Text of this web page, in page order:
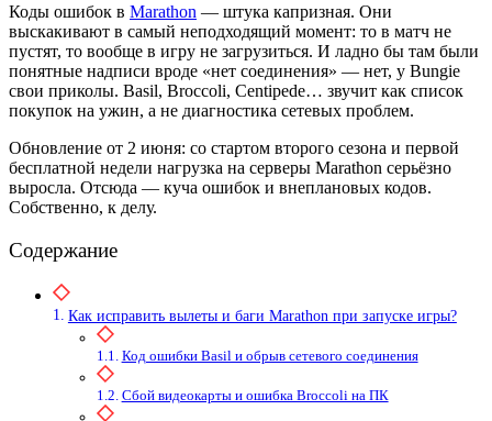
Коды ошибок в Marathon — штука капризная. Они
выскакивают в самый неподходящий момент: то в матч не
пустят, то вообще в игру не загрузиться. И ладно бы там были
понятные надписи вроде «нет соединения» — нет, у Bungie
свои приколы. Basil, Broccoli, Centipede… звучит как список
покупок на ужин, а не диагностика сетевых проблем.
Обновление от 2 июня: со стартом второго сезона и первой
бесплатной недели нагрузка на серверы Marathon серьёзно
выросла. Отсюда — куча ошибок и внеплановых кодов.
Собственно, к делу.
Содержание
Как исправить вылеты и баги Marathon при запуске игры?
Код ошибки Basil и обрыв сетевого соединения
Сбой видеокарты и ошибка Broccoli на ПК